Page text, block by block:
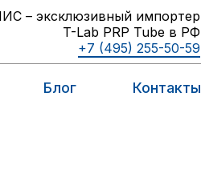
– эксклюзивный импортер
T-Lab PRP Tube в РФ
+7 (495) 255-50-59
Блог Контакты